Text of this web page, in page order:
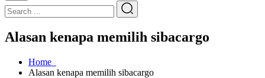
Alasan kenapa memilih sibacargo
Home
Alasan kenapa memilih sibacargo